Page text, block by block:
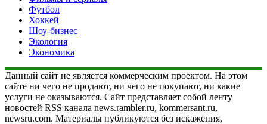
Футбол
Хоккей
Шоу-бизнес
Экология
Экономика
Данный сайт не является коммерческим проектом. На этом
сайте ни чего не продают, ни чего не покупают, ни какие
услуги не оказываются. Сайт представляет собой ленту
новостей RSS канала news.rambler.ru, kommersant.ru,
newsru.com. Материалы публикуются без искажения,